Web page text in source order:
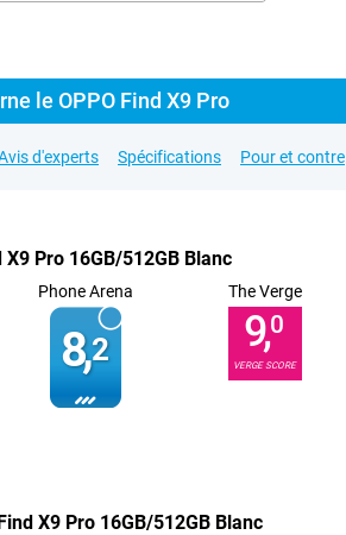
le OPPO Find X9 Pro
d'experts Spécifications Pour et contre
X9 Pro 16GB/512GB Blanc
Phone Arena
8,2
The Verge
9,0
VERGE SCORE
X9 Pro 16GB/512GB Blanc